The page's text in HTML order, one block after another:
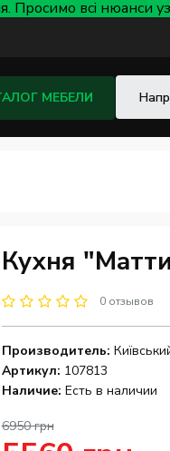
Просимо всі
МЕБЕЛИ
Кухня
0 отзывов
Производитель:
Артикул: 107813
Наличие: Есть в наличии
6950 грн